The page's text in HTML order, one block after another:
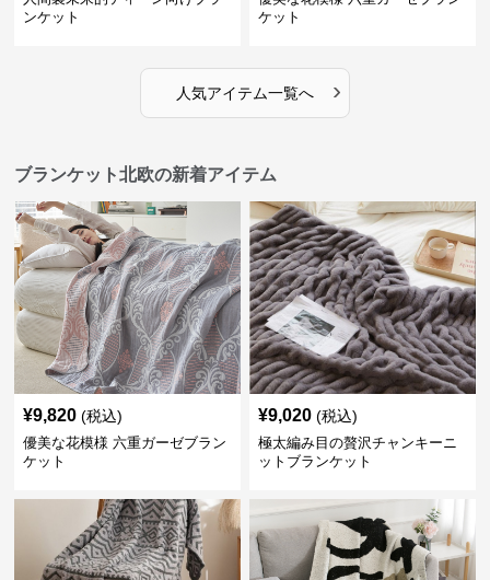
ンケット
ケット
人気アイテム一覧へ ›
ブランケット北欧の新着アイテム
¥9,820 (税込)
優美な花模様 六重ガーゼブラン
ケット
¥9,020 (税込)
極太編み目の贅沢チャンキーニ
ットブランケット